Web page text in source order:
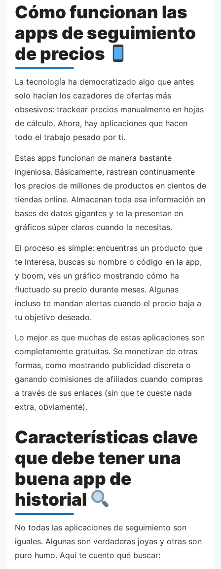
Cómo funcionan las
apps de seguimiento
de precios
La tecnología ha democratizado algo que antes
solo hacían los cazadores de ofertas más
obsesivos: trackear precios manualmente en hojas
de cálculo. Ahora, hay aplicaciones que hacen
todo el trabajo pesado por ti.
Estas apps funcionan de manera bastante
ingeniosa. Básicamente, rastrean continuamente
los precios de millones de productos en cientos de
tiendas online. Almacenan toda esa información en
bases de datos gigantes y te la presentan en
gráficos súper claros cuando la necesitas.
El proceso es simple: encuentras un producto que
te interesa, buscas su nombre o código en la app,
y boom, ves un gráfico mostrando cómo ha
fluctuado su precio durante meses. Algunas
incluso te mandan alertas cuando el precio baja a
tu objetivo deseado.
Lo mejor es que muchas de estas aplicaciones son
completamente gratuitas. Se monetizan de otras
formas, como mostrando publicidad discreta o
ganando comisiones de afiliados cuando compras
a través de sus enlaces (sin que te cueste nada
extra, obviamente).
Características clave
que debe tener una
buena app de
historial
No todas las aplicaciones de seguimiento son
iguales. Algunas son verdaderas joyas y otras son
puro humo. Aquí te cuento qué buscar: